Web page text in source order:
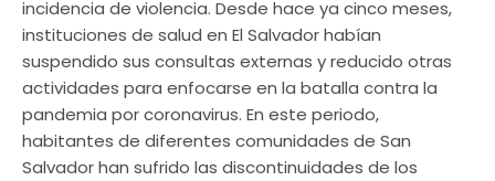
incidencia de violencia. Desde hace ya cinco meses,
instituciones de salud en El Salvador habían
suspendido sus consultas externas y reducido otras
actividades para enfocarse en la batalla contra la
pandemia por coronavirus. En este periodo,
habitantes de diferentes comunidades de San
Salvador han sufrido las discontinuidades de los